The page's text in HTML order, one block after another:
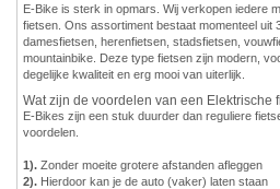
E-Bike is sterk in opmars. Wij verkopen iedere
fietsen. Ons assortiment bestaat momenteel uit
damesfietsen, herenfietsen, stadsfietsen,
mountainbike. Deze type fietsen zijn modern,
degelijke kwaliteit en erg mooi van uiterlijk.
Wat zijn de voordelen van een Elektrische
E-Bikes zijn een stuk duurder dan reguliere
voordelen.
1). Zonder moeite grotere afstanden afleggen
2). Hierdoor kan je de auto (vaker) laten staan